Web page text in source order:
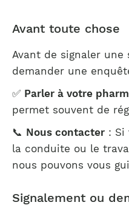
Avant toute chose
Avant de signaler
demander une
✅ Parler à votre
permet souvent de
📞 Nous contacter : Si
la conduite ou le
nous pouvons vous
Signalement ou